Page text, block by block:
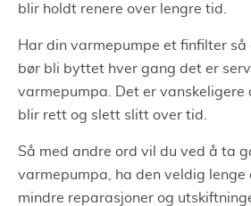
blir holdt renere over lengre tid.
Har din varmepumpe et finfilter så
bør bli byttet hver gang det er
varmepumpa. Det er vanskeligere
blir rett og slett slitt over tid.
Så med andre ord vil du ved å ta
varmepumpa, ha den veldig lenge
mindre reparasjoner og